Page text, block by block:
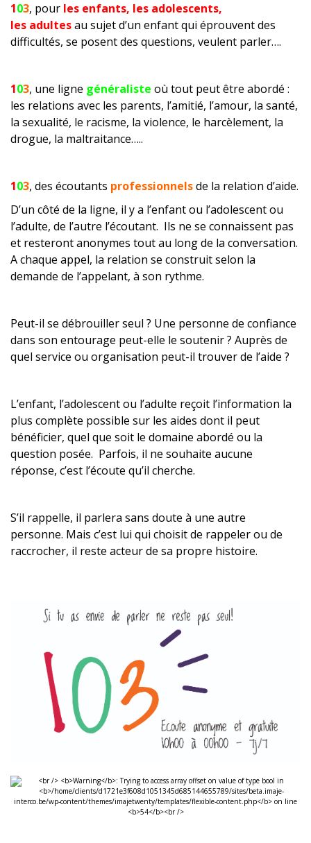
103, pour les enfants, les adolescents,
les adultesau sujet d’un enfant qui éprouvent des
difficultés, se posent des questions, veulent parler….
103, une ligne généraliste où tout peut être abordé :
les relations avec les parents, l’amitié, l’amour, la santé,
la sexualité, le racisme, la violence, le harcèlement, la
drogue, la maltraitance…..
103, des écoutants professionnelsde la relation d’aide.
D’un côté de la ligne, il y a l’enfant ou l’adolescent ou
l’adulte, de l’autre l’écoutant. Ils ne se connaissent pas
et resteront anonymes tout au long de la conversation.
A chaque appel, la relation se construit selon la
demande de l’appelant, à son rythme.
Peut-il se débrouiller seul ? Une personne de confiance
dans son entourage peut-elle le soutenir ? Auprès de
quel service ou organisation peut-il trouver de l’aide ?
L’enfant, l’adolescent ou l’adulte reçoit l’information la
plus complète possible sur les aides dont il peut
bénéficier, quel que soit le domaine abordé ou la
question posée. Parfois, il ne souhaite aucune
réponse, c’est l’écoute qu’il cherche.
S’il rappelle, il parlera sans doute à une autre
personne. Mais c’est lui qui choisit de rappeler ou de
raccrocher, il reste acteur de sa propre histoire.